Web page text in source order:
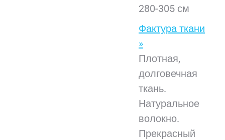
280-305 см
Фактура ткани
»
Плотная,
долговечная
ткань.
Натуральное
волокно.
Прекрасный